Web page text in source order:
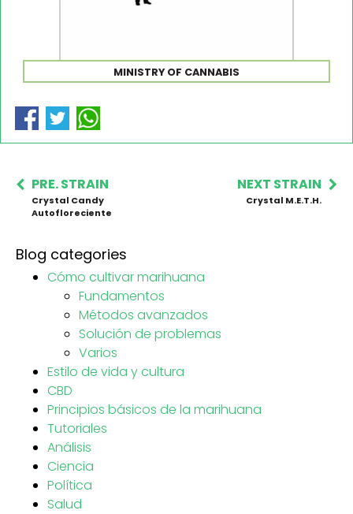
MINISTRY OF CANNABIS
PRE. STRAIN
Crystal Candy
Autofloreciente
NEXT STRAIN
Crystal M.E.T.H.
Blog categories
Cómo cultivar marihuana
Fundamentos
Métodos avanzados
Solución de problemas
Varios
Estilo de vida y cultura
CBD
Principios básicos de la marihuana
Tutoriales
Análisis
Ciencia
Política
Salud